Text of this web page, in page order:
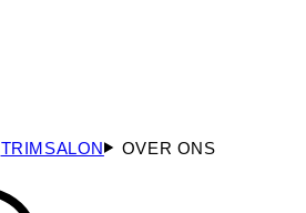
TRIMSALON
OVER ONS